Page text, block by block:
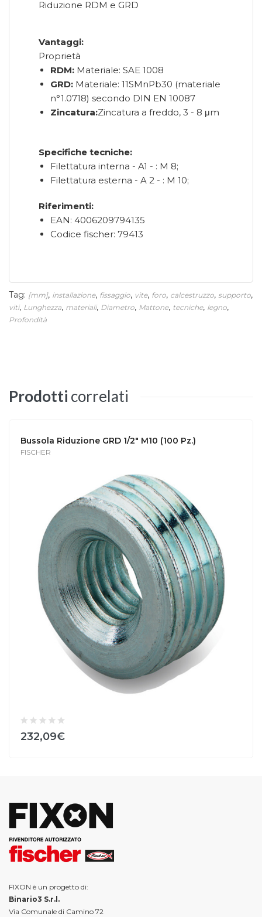
Riduzione RDM e GRD
Vantaggi:
Proprietà
RDM: Materiale: SAE 1008
GRD: Materiale: 11SMnPb30 (materiale
n°1.0718) secondo DIN EN 10087
Zincatura:Zincatura a freddo, 3 - 8 μm
Specifiche tecniche:
Filettatura interna - A1 - : M 8;
Filettatura esterna - A 2 - : M 10;
Riferimenti:
EAN: 4006209794135
Codice fischer: 79413
Tag: [mm], installazione, fissaggio, vite, foro, calcestruzzo, supporto,
viti, Lunghezza, materiali, Diametro, Mattone, tecniche, legno,
Profondità
Prodotti correlati
Bussola Riduzione GRD 1/2" M10 (100 Pz.)
FISCHER
232,09€
FIXON è un progetto di:
Binario3 S.r.l.
Via Comunale di Camino 72